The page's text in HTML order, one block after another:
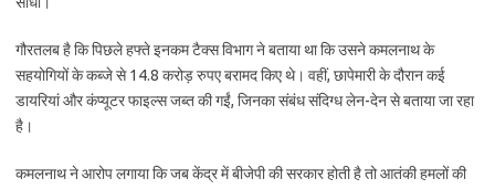
गौरतलब है कि पिछले हफ्ते इनकम टैक्स विभाग ने बताया था कि उसने कमलनाथ के
सहयोगियों के कब्जे से 14.8 करोड़ रुपए बरामद किए थे। वहीं, छापेमारी के दौरान कई
डायरियां और कंप्यूटर फाइल्स जब्त की गईं, जिनका संबंध संदिग्ध लेन-देन से बताया जा रहा
है।
कमलनाथ ने आरोप लगाया कि जब केंद्र में बीजेपी की सरकार होती है तो आतंकी हमलों की